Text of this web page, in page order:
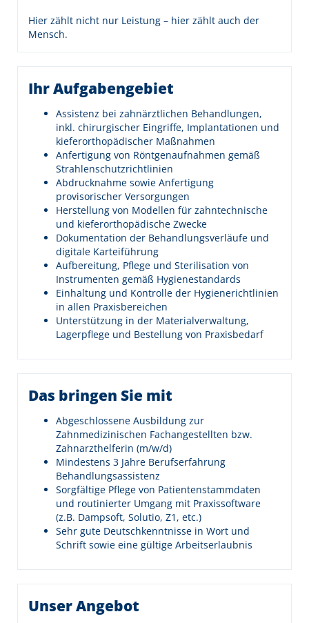
Hier zählt nicht nur Leistung – hier zählt auch der
Mensch.
Ihr Aufgabengebiet
Assistenz bei zahnärztlichen Behandlungen,
inkl. chirurgischer Eingriffe, Implantationen und
kieferorthopädischer Maßnahmen
Anfertigung von Röntgenaufnahmen gemäß
Strahlenschutzrichtlinien
Abdrucknahme sowie Anfertigung
provisorischer Versorgungen
Herstellung von Modellen für zahntechnische
und kieferorthopädische Zwecke
Dokumentation der Behandlungsverläufe und
digitale Karteiführung
Aufbereitung, Pflege und Sterilisation von
Instrumenten gemäß Hygienestandards
Einhaltung und Kontrolle der Hygienerichtlinien
in allen Praxisbereichen
Unterstützung in der Materialverwaltung,
Lagerpflege und Bestellung von Praxisbedarf
Das bringen Sie mit
Abgeschlossene Ausbildung zur
Zahnmedizinischen Fachangestellten bzw.
Zahnarzthelferin (m/w/d)
Mindestens 3 Jahre Berufserfahrung
Behandlungsassistenz
Sorgfältige Pflege von Patientenstammdaten
und routinierter Umgang mit Praxissoftware
(z.B. Dampsoft, Solutio, Z1, etc.)
Sehr gute Deutschkenntnisse in Wort und
Schrift sowie eine gültige Arbeitserlaubnis
Unser Angebot